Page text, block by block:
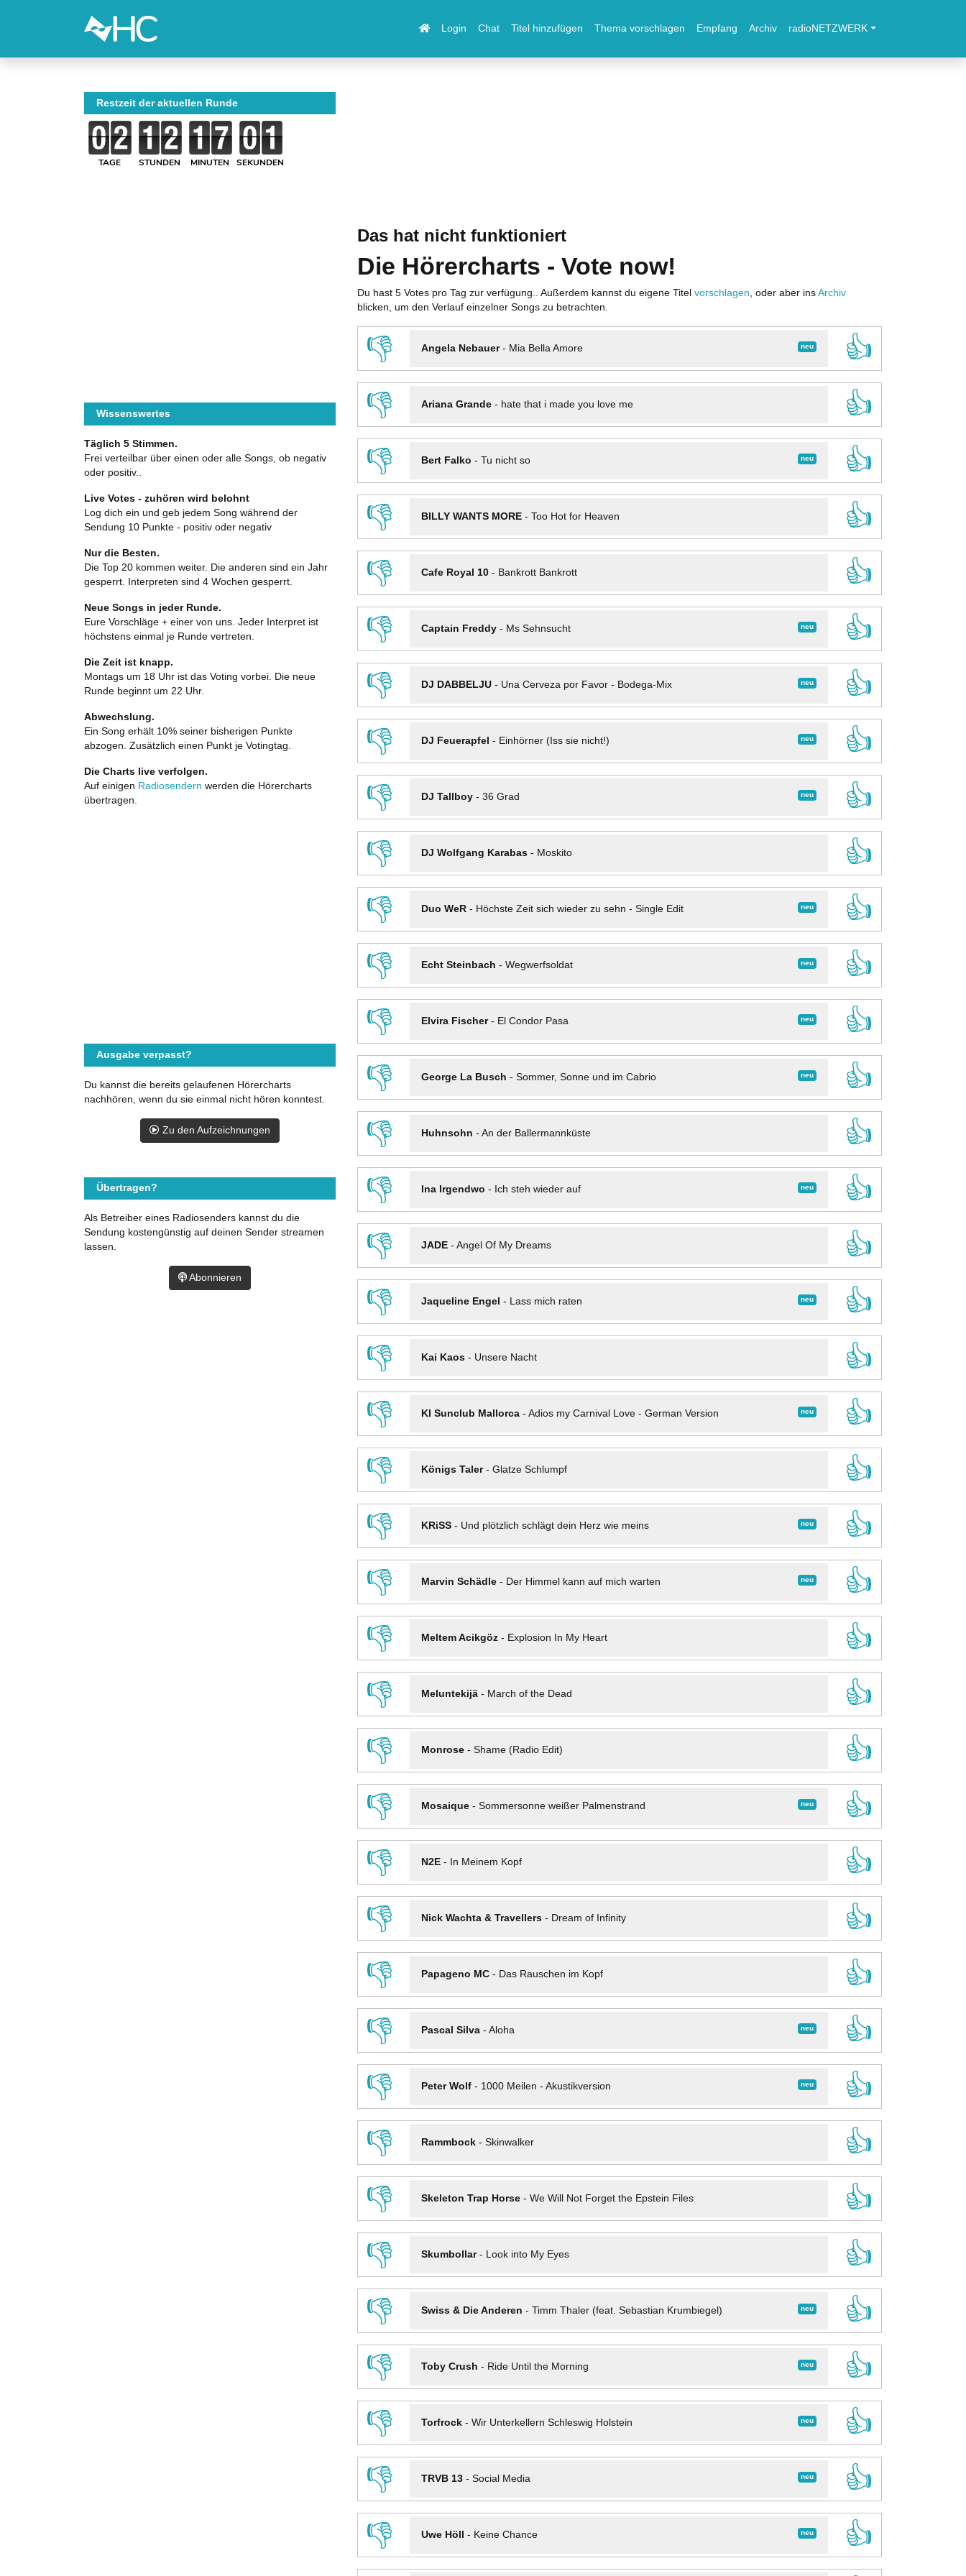
Login Chat Titel hinzufügen Thema vorschlagen Empfang Archiv radioNETZWERK
Das hat nicht funktioniert
Die Hörercharts - Vote now!
Du hast 5 Votes pro Tag zur verfügung.. Außerdem kannst du eigene Titel vorschlagen , oder aber ins Archiv
blicken, um den Verlauf einzelner Songs zu betrachten.
👎 neu
Angela Nebauer- Mia Bella Amore
👍
👎
Ariana Grande- hate that i made you love me
👍
👎
neu
Bert Falko - Tu nicht so
👍
👎
BILLY WANTS MORE- Too Hot for Heaven
👍
👎
Cafe Royal 10- Bankrott Bankrott
👍
👎
neu
Captain Freddy- Ms Sehnsucht
👍
👎
neu
DJ DABBELJU- Una Cerveza por Favor - Bodega-Mix
👍
👎
neu
DJ Feuerapfel - Einhörner (Iss sie nicht!)
👍
👎
neu
DJ Tallboy- 36 Grad
👍
👎
DJ Wolfgang Karabas- Moskito
👍
👎
neu
Duo WeR- Höchste Zeit sich wieder zu sehn - Single Edit
👍
👎
neu
Echt Steinbach - Wegwerfsoldat
👍
👎
neu
Elvira Fischer- El Condor Pasa
👍
👎
neu
George La Busch - Sommer, Sonne und im Cabrio
👍
👎
Huhnsohn - An der Ballermannküste
👍
👎
neu
Ina Irgendwo - Ich steh wieder auf
👍
👎
JADE- Angel Of My Dreams
👍
👎
neu
Jaqueline Engel - Lass mich raten
👍
👎
Kai Kaos- Unsere Nacht
👍
👎
neu
KI Sunclub Mallorca- Adios my Carnival Love - German Version
👍
👎
Königs Taler- Glatze Schlumpf
👍
👎
neu
KRiSS- Und plötzlich schlägt dein Herz wie meins
👍
👎
neu
Marvin Schädle- Der Himmel kann auf mich warten
👍
👎
Meltem Acikgöz- Explosion In My Heart
👍
👎
Meluntekijä- March of the Dead
👍
👎
Monrose- Shame (Radio Edit)
👍
👎
neu
Mosaique- Sommersonne weißer Palmenstrand
👍
👎
N2E- In Meinem Kopf
👍
👎
Nick Wachta & Travellers- Dream of Infinity
👍
👎
Papageno MC- Das Rauschen im Kopf
👍
👎
neu
Pascal Silva- Aloha
👍
👎
neu
Peter Wolf- 1000 Meilen - Akustikversion
👍
👎
Rammbock- Skinwalker
👍
👎
Skeleton Trap Horse- We Will Not Forget the Epstein Files
👍
👎
Skumbollar- Look into My Eyes
👍
👎
neu
Swiss & Die Anderen - Timm Thaler (feat. Sebastian Krumbiegel)
👍
👎
neu
Toby Crush - Ride Until the Morning
👍
👎
neu
Torfrock- Wir Unterkellern Schleswig Holstein
👍
👎
neu
TRVB 13- Social Media
👍
👎
neu
Uwe Höll - Keine Chance
👍
Restzeit der aktuellen Runde
TAGE STUNDEN MINUTEN SEKUNDEN
Wissenswertes
Täglich 5 Stimmen.
Frei verteilbar über einen oder alle Songs, ob negativ
oder positiv..
Live Votes - zuhören wird belohnt
Log dich ein und geb jedem Song während der
Sendung 10 Punkte - positiv oder negativ
Nur die Besten.
Die Top 20 kommen weiter. Die anderen sind ein Jahr
gesperrt. Interpreten sind 4 Wochen gesperrt.
Neue Songs in jeder Runde.
Eure Vorschläge + einer von uns. Jeder Interpret ist
höchstens einmal je Runde vertreten.
Die Zeit ist knapp.
Montags um 18 Uhr ist das Voting vorbei. Die neue
Runde beginnt um 22 Uhr.
Abwechslung.
Ein Song erhält 10% seiner bisherigen Punkte
abzogen. Zusätzlich einen Punkt je Votingtag.
Die Charts live verfolgen.
Auf einigen Radiosendern werden die Hörercharts
übertragen.
Ausgabe verpasst?
Du kannst die bereits gelaufenen Hörercharts
nachhören, wenn du sie einmal nicht hören konntest.
Zu den Aufzeichnungen
Übertragen?
Als Betreiber eines Radiosenders kannst du die
Sendung kostengünstig auf deinen Sender streamen
lassen.
Abonnieren